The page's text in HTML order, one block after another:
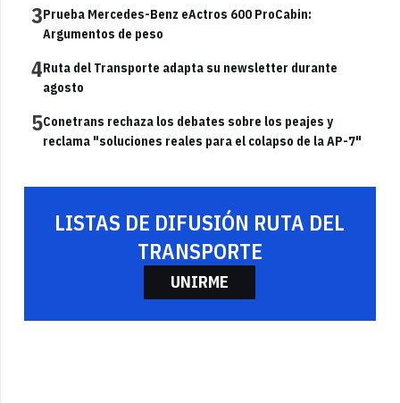
3Prueba Mercedes-Benz eActros 600 ProCabin:
Argumentos de peso
4Ruta del Transporte adapta su newsletter durante
agosto
5Conetrans rechaza los debates sobre los peajes y
reclama "soluciones reales para el colapso de la AP-7"
LISTAS DE DIFUSIÓN RUTA DEL
TRANSPORTE
UNIRME